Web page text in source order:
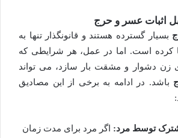
اثبات عسر و حرج
بسیار گسترده هستند و قانونگذار تنها به
کرده است. اما در عمل، هر شرایطی که
زن دشوار و مشقت بار سازد، می تواند
باشد. در ادامه به برخی از این مصادیق
توسط مرد: اگر مرد برای مدت زمان